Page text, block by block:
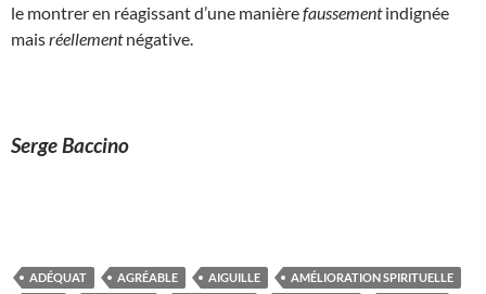
le montrer en réagissant d’une manièrefaussementindignée
maisréellementnégative.
Serge Baccino
ADÉQUAT AGRÉABLE AIGUILLE
AMÉLIORATION SPIRITUELLE